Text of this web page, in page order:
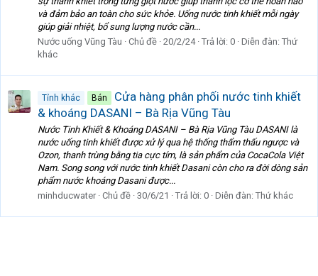
và đảm bảo an toàn cho sức khỏe. Uống nước tinh khiết mỗi ngày
giúp giải nhiệt, bổ sung lượng nước cần...
Nước uống Vũng Tàu
Chủ đề 20/2/24 Trả lời: 0 Diễn đàn: Thứ
khác
Tỉnh khác Bán
Cửa hàng phân phối nước tinh khiết
& khoáng DASANI – Bà Rịa Vũng Tàu
Nước Tinh Khiết & Khoáng DASANI – Bà Rịa Vũng Tàu DASANI là
nước uống tinh khiết được xử lý qua hệ thống thẩm thấu ngược và
Ozon, thanh trùng bằng tia cực tím, là sản phẩm của CocaCola Việt
Nam. Song song với nước tinh khiết Dasani còn cho ra đời dòng sản
phẩm nước khoáng Dasani được...
minhducwater Chủ đề 30/6/21 Trả lời: 0 Diễn đàn: Thứ khác